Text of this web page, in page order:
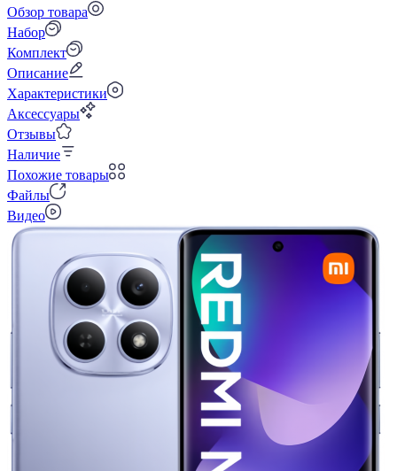
Обзор товара
Набор
Комплект
Описание
Характеристики
Аксессуары
Отзывы
Наличие
Похожие товары
Файлы
Видео